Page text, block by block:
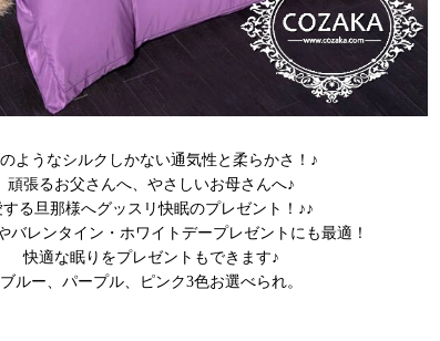
ようなシルクしかない通気性と柔らかさ！♪
頑張るお父さんへ、やさしいお母さんへ♪
する旦那様へグッスリ快眠のプレゼント！♪♪
バレンタイン・ホワイトデープレゼントにも最適！
快適な眠りをプレゼントもできます♪
ブルー、パープル、ピンク3色お選べられ。